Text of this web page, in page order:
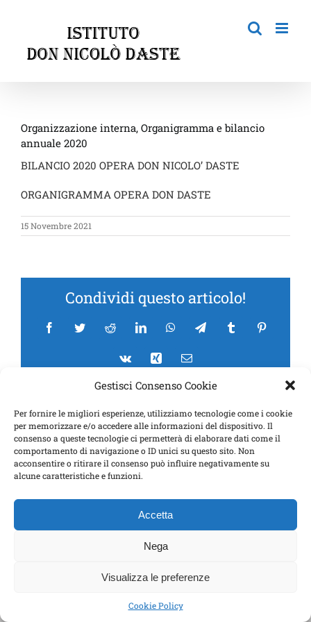
Gestisci Consenso Cookie
Per fornire le migliori esperienze, utilizziamo tecnologie come i cookie
per memorizzare e/o accedere alle informazioni del dispositivo. Il
consenso a queste tecnologie ci permetterà di elaborare dati come il
comportamento di navigazione o ID unici su questo sito. Non
acconsentire o ritirare il consenso può influire negativamente su
alcune caratteristiche e funzioni.
Accetta
Nega
Visualizza le preferenze
Cookie Policy
Organizzazione interna, Organigramma e bilancio
annuale 2020
BILANCIO 2020 OPERA DON NICOLO’ DASTE
ORGANIGRAMMA OPERA DON DASTE
15 Novembre 2021
Condividi questo articolo!
FacebookTwitterRedditLinkedInWhatsAppTelegramTumblrPinterest
Vk Xing Email
Copyright 2017 Don Daste | Tutti i diritti riservati | Powered by
Zenazoneper B.N. Marconi – Genova
Facebook
TwitterInstagram